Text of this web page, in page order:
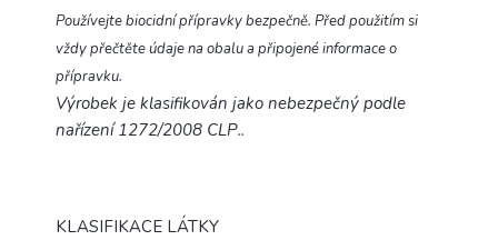
Používejte biocidní přípravky bezpečně. Před použitím si
vždy přečtěte údaje na obalu a připojené informace o
přípravku.
Výrobek je klasifikován jako nebezpečný podle
nařízení 1272/2008 CLP..
KLASIFIKACE LÁTKY